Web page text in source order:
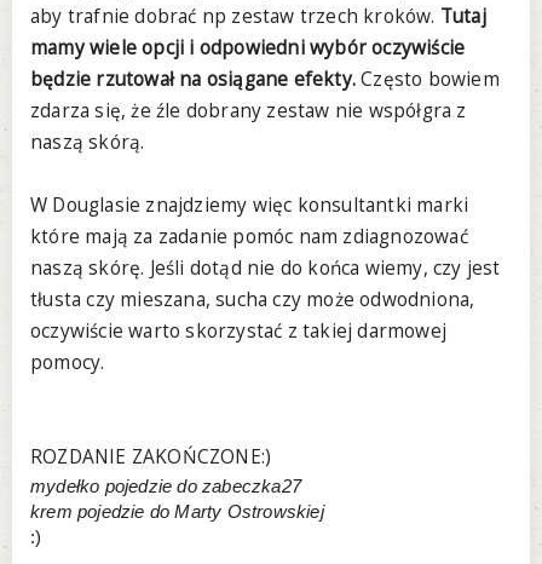
aby trafnie dobrać np zestaw trzech kroków. Tutaj
mamy wiele opcji i odpowiedni wybór oczywiście
będzie rzutował na osiągane efekty.Często bowiem
zdarza się, że źle dobrany zestaw nie współgra z
naszą skórą.
W Douglasie znajdziemy więc konsultantki marki
które mają za zadanie pomóc nam zdiagnozować
naszą skórę. Jeśli dotąd nie do końca wiemy, czy jest
tłusta czy mieszana, sucha czy może odwodniona,
oczywiście warto skorzystać z takiej darmowej
pomocy.
ROZDANIE ZAKOŃCZONE:)
mydełko pojedzie do zabeczka27
krem pojedzie do Marty Ostrowskiej
:)